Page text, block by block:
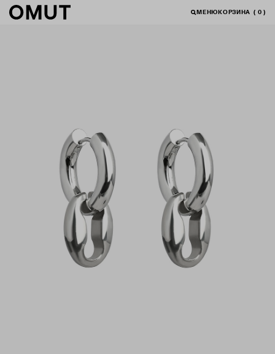
МЕНЮКОРЗИНА ( 0 )